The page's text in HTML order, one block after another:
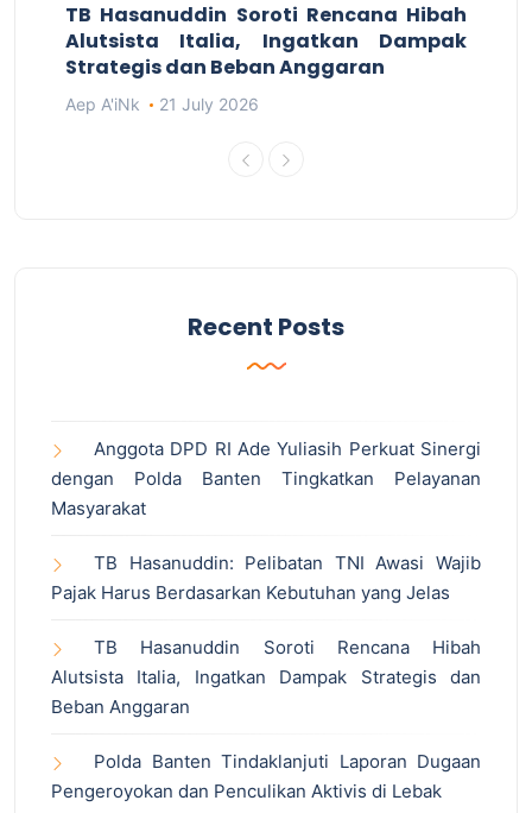
TB Hasanuddin Soroti Rencana Hibah
Alutsista Italia, Ingatkan Dampak
Strategis dan Beban Anggaran
Aep A'iNk 21 July 2026
Recent Posts
Anggota DPD RI Ade Yuliasih Perkuat Sinergi
dengan Polda Banten Tingkatkan Pelayanan
Masyarakat
TB Hasanuddin: Pelibatan TNI Awasi Wajib
Pajak Harus Berdasarkan Kebutuhan yang Jelas
TB Hasanuddin Soroti Rencana Hibah
Alutsista Italia, Ingatkan Dampak Strategis dan
Beban Anggaran
Polda Banten Tindaklanjuti Laporan Dugaan
Pengeroyokan dan Penculikan Aktivis di Lebak